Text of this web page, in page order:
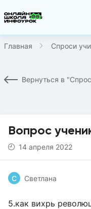
Главная Спроси
Вернуться в
Вопрос
14 апреля 2022
С Светлана
5.как вихрь